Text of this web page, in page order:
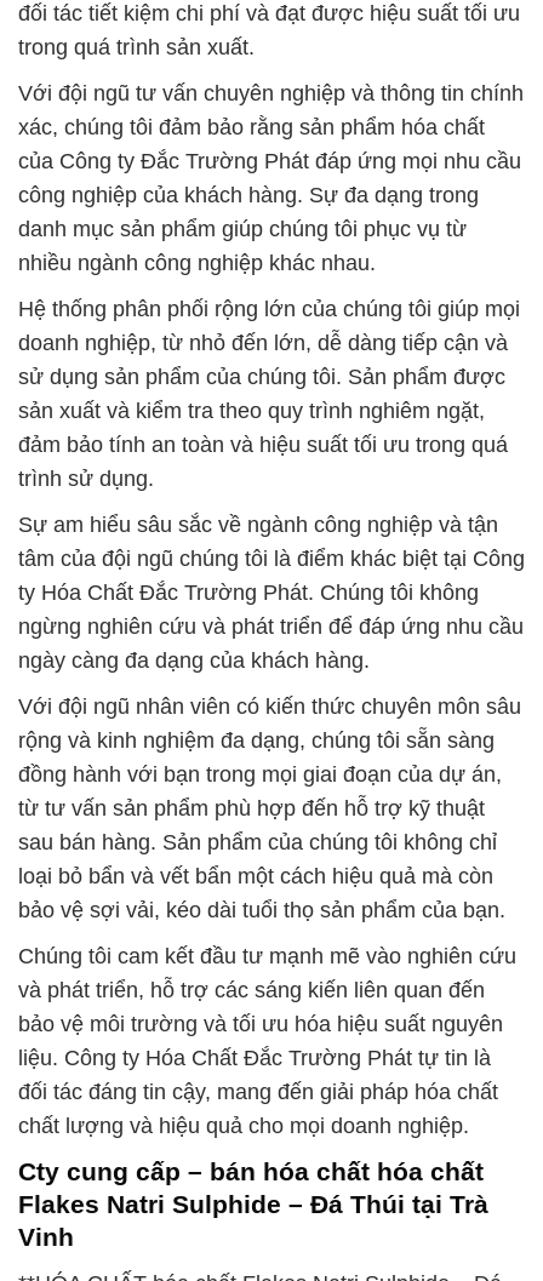
đối tác tiết kiệm chi phí và đạt được hiệu suất tối ưu
trong quá trình sản xuất.
Với đội ngũ tư vấn chuyên nghiệp và thông tin chính
xác, chúng tôi đảm bảo rằng sản phẩm hóa chất
của Công ty Đắc Trường Phát đáp ứng mọi nhu cầu
công nghiệp của khách hàng. Sự đa dạng trong
danh mục sản phẩm giúp chúng tôi phục vụ từ
nhiều ngành công nghiệp khác nhau.
Hệ thống phân phối rộng lớn của chúng tôi giúp mọi
doanh nghiệp, từ nhỏ đến lớn, dễ dàng tiếp cận và
sử dụng sản phẩm của chúng tôi. Sản phẩm được
sản xuất và kiểm tra theo quy trình nghiêm ngặt,
đảm bảo tính an toàn và hiệu suất tối ưu trong quá
trình sử dụng.
Sự am hiểu sâu sắc về ngành công nghiệp và tận
tâm của đội ngũ chúng tôi là điểm khác biệt tại Công
ty Hóa Chất Đắc Trường Phát. Chúng tôi không
ngừng nghiên cứu và phát triển để đáp ứng nhu cầu
ngày càng đa dạng của khách hàng.
Với đội ngũ nhân viên có kiến thức chuyên môn sâu
rộng và kinh nghiệm đa dạng, chúng tôi sẵn sàng
đồng hành với bạn trong mọi giai đoạn của dự án,
từ tư vấn sản phẩm phù hợp đến hỗ trợ kỹ thuật
sau bán hàng. Sản phẩm của chúng tôi không chỉ
loại bỏ bẩn và vết bẩn một cách hiệu quả mà còn
bảo vệ sợi vải, kéo dài tuổi thọ sản phẩm của bạn.
Chúng tôi cam kết đầu tư mạnh mẽ vào nghiên cứu
và phát triển, hỗ trợ các sáng kiến liên quan đến
bảo vệ môi trường và tối ưu hóa hiệu suất nguyên
liệu. Công ty Hóa Chất Đắc Trường Phát tự tin là
đối tác đáng tin cậy, mang đến giải pháp hóa chất
chất lượng và hiệu quả cho mọi doanh nghiệp.
Cty cung cấp – bán hóa chất hóa chất
Flakes Natri Sulphide – Đá Thúi tại Trà
Vinh